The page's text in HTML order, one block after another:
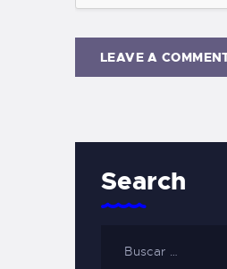
Search